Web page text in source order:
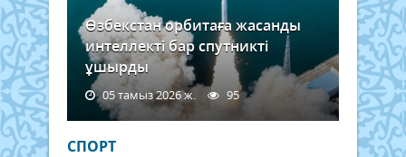
Өзбекстан орбитаға жасанды
интеллекті бар спутникті
ұшырды
05 тамыз 2026 ж. 95
СПОРТ